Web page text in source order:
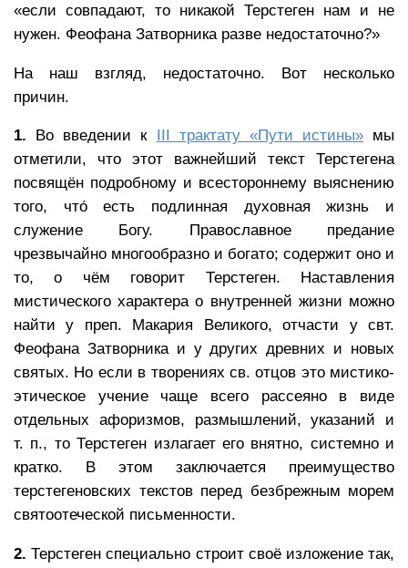
«если совпадают, то никакой Терстеген нам и не
нужен. Феофана Затворника разве недостаточно?»
На наш взгляд, недостаточно. Вот несколько
причин.
1. Во введении к III трактату «Пути истины»мы
отметили, что этот важнейший текст Терстегена
посвящён подробному и всестороннему выяснению
того, что́ есть подлинная духовная жизнь и
служение Богу. Православное предание
чрезвычайно многообразно и богато; содержит оно и
то, о чём говорит Терстеген. Наставления
мистического характера о внутренней жизни можно
найти у преп. Макария Великого, отчасти у свт.
Феофана Затворника и у других древних и новых
святых. Но если в творениях св. отцов это мистико-
этическое учение чаще всего рассеяно в виде
отдельных афоризмов, размышлений, указаний и
т. п., то Терстеген излагает его внятно, системно и
кратко. В этом заключается преимущество
терстегеновских текстов перед безбрежным морем
святоотеческой письменности.
2. Терстеген специально строит своё изложение так,